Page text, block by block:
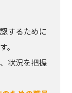
するために
。
状況を把握